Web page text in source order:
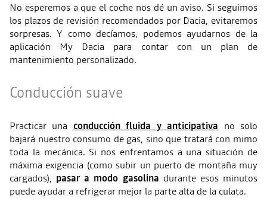
No esperemos a que el coche nos dé un aviso. Si seguimos
los plazos de revisión recomendados por Dacia, evitaremos
sorpresas. Y como decíamos, podemos ayudarnos de la
aplicación My Dacia para contar con un plan de
mantenimiento personalizado.
Conducción suave
Practicar una conducción fluida y anticipativa no solo
bajará nuestro consumo de gas, sino que tratará con mimo
toda la mecánica. Si nos enfrentamos a una situación de
máxima exigencia (como subir un puerto de montaña muy
cargados), pasar a modo gasolina durante esos minutos
puede ayudar a refrigerar mejor la parte alta de la culata.